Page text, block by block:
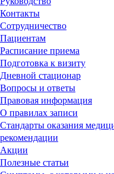
Контакты
Сотрудничество
Пациентам
Расписание приема
Подготовка к визиту
Дневной стационар
Вопросы и ответы
Правовая информация
О правилах записи
Стандарты оказания
рекомендации
Акции
Полезные статьи